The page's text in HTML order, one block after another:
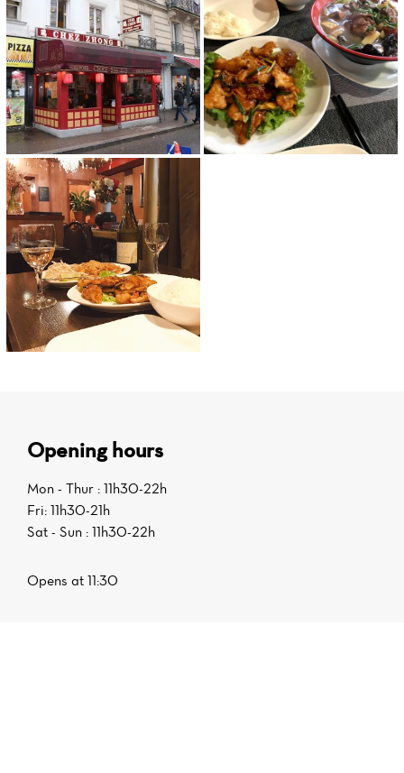
Opening hours
Mon - Thur : 11h30-22h
Fri: 11h30-21h
Sat - Sun : 11h30-22h
Opens at 11:30